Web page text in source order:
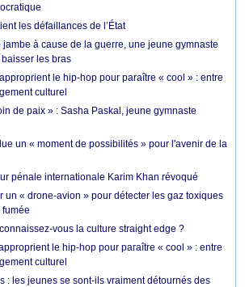
les défaillances de l’État
à cause de la guerre, une jeune gymnaste
les bras
le hip-hop pour paraître « cool » : entre
culturel
de paix » : Sasha Paskal, jeune gymnaste
un « moment de possibilités » pour l'avenir de la
pénale internationale Karim Khan révoqué
un « drone-avion » pour détecter les gaz toxiques
vous la culture straight edge ?
le hip-hop pour paraître « cool » : entre
culturel
: les jeunes se sont-ils vraiment détournés des